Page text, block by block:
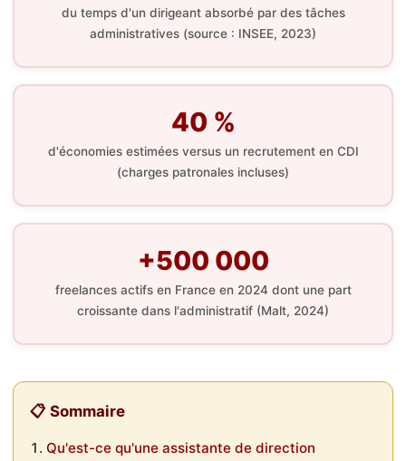
du temps d'un dirigeant absorbé par des tâches
administratives (source : INSEE, 2023)
40 %
d'économies estimées versus un recrutement en CDI
(charges patronales incluses)
+500 000
freelances actifs en France en 2024 dont une part
croissante dans l'administratif (Malt, 2024)
📋 Sommaire
Qu'est-ce qu'une assistante de direction